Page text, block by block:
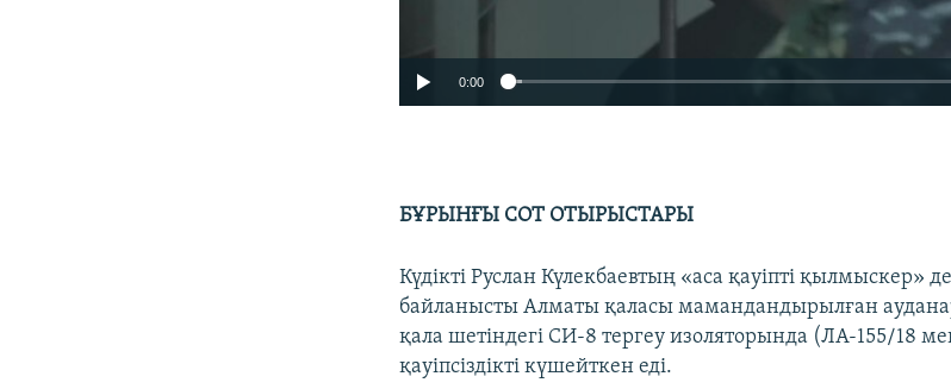
0:00
БҰРЫНҒЫ СОТ ОТЫРЫСТАРЫ
Күдікті Руслан Күлекбаевтың «аса қауіпті қылмыскер»
байланысты Алматы қаласы мамандандырылған
қала шетіндегі СИ-8 тергеу изоляторында (ЛА-155/18
қауіпсіздікті күшейткен еді.